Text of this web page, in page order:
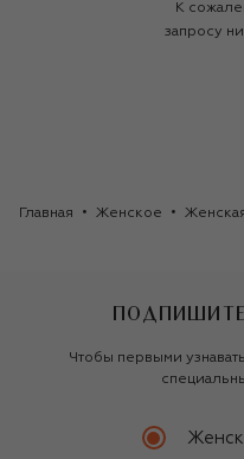
К
запросу
Главная Женское
Чтобы первыми